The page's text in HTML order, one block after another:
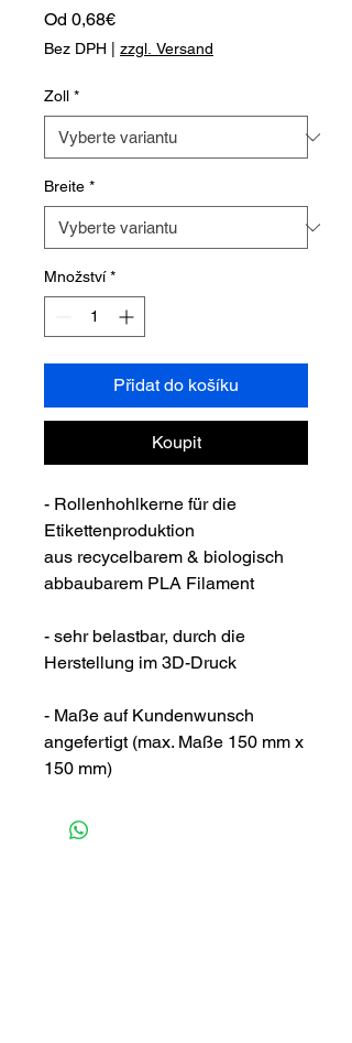
Od 0,68€Zvýhodněná
cena
Bez DPH zzgl. Versand
Zoll *
Breite *
Množství *
Přidat do košíku
Koupit
- Rollenhohlkerne für die
Etikettenproduktion
aus recycelbarem & biologisch
abbaubarem PLA Filament
- sehr belastbar, durch die
Herstellung im 3D-Druck
- Maße auf Kundenwunsch
angefertigt (max. Maße 150 mm x
150 mm)